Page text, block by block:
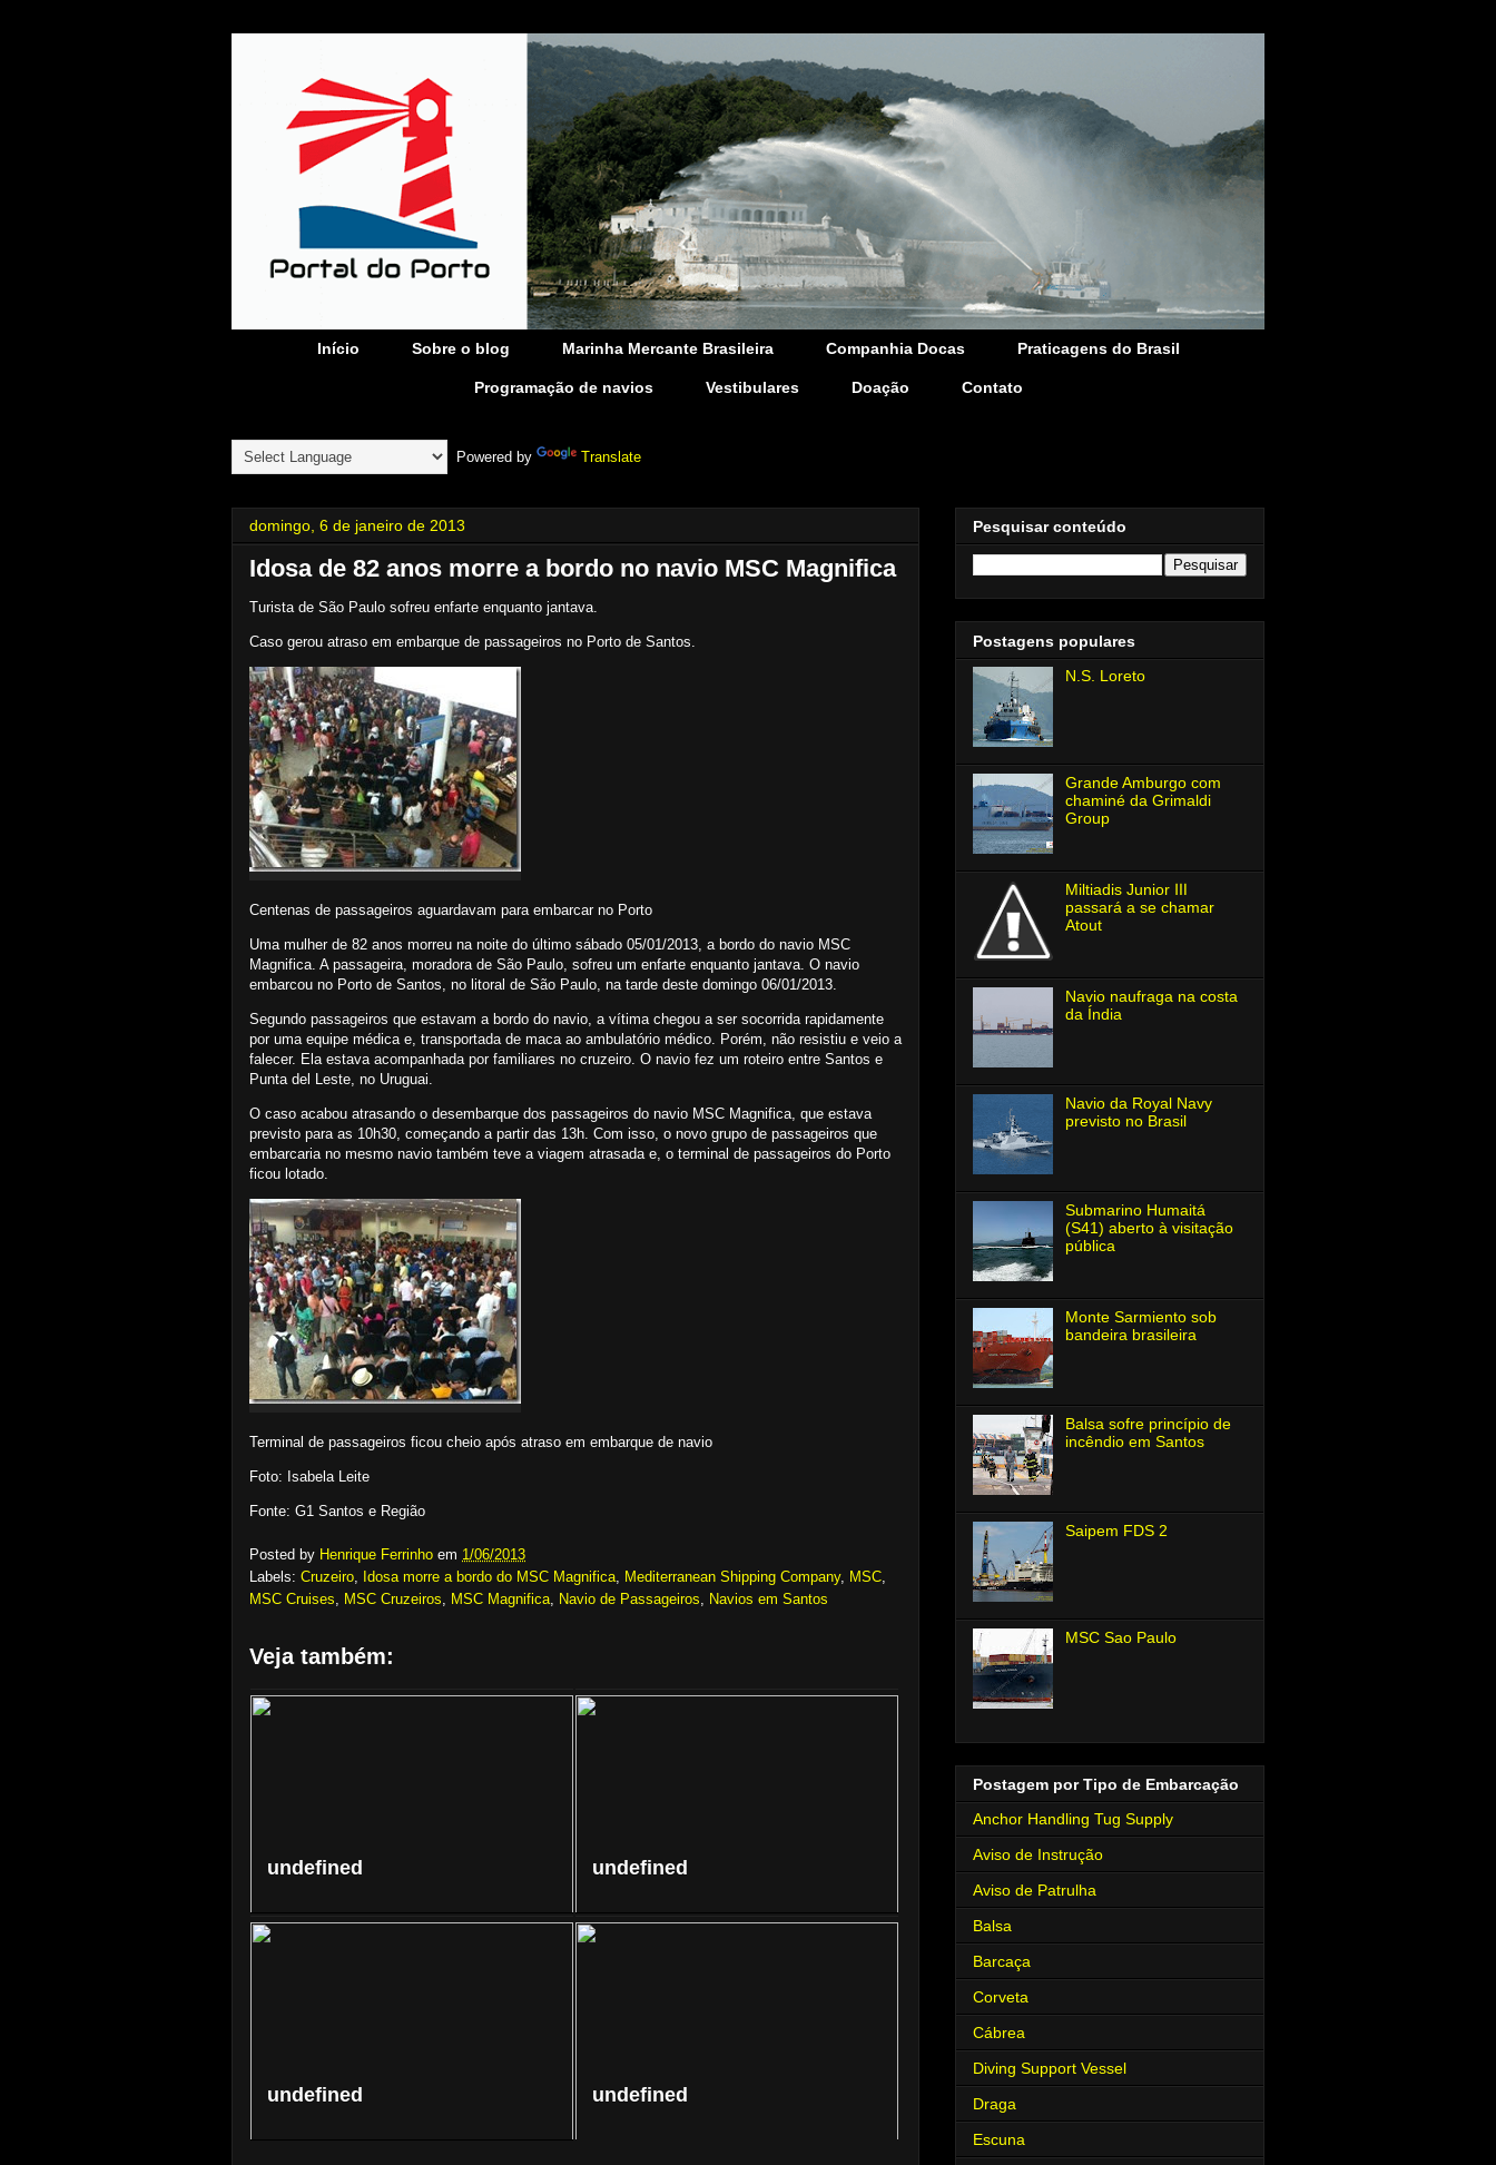
Início Sobre o blog Marinha Mercante Brasileira Companhia Docas Praticagens do Brasil
Programação de navios Vestibulares Doação Contato
Powered by Translate
domingo, 6 de janeiro de 2013
Idosa de 82 anos morre a bordo no navio MSC Magnifica
Turista de São Paulo sofreu enfarte enquanto jantava.
Caso gerou atraso em embarque de passageiros no Porto de Santos.
Centenas de passageiros aguardavam para embarcar no Porto
Uma mulher de 82 anos morreu na noite do último sábado 05/01/2013, a bordo do navio MSC
Magnifica. A passageira, moradora de São Paulo, sofreu um enfarte enquanto jantava. O navio
embarcou no Porto de Santos, no litoral de São Paulo, na tarde deste domingo 06/01/2013.
Segundo passageiros que estavam a bordo do navio, a vítima chegou a ser socorrida rapidamente
por uma equipe médica e, transportada de maca ao ambulatório médico. Porém, não resistiu e veio a
falecer. Ela estava acompanhada por familiares no cruzeiro. O navio fez um roteiro entre Santos e
Punta del Leste, no Uruguai.
O caso acabou atrasando o desembarque dos passageiros do navio MSC Magnifica, que estava
previsto para as 10h30, começando a partir das 13h. Com isso, o novo grupo de passageiros que
embarcaria no mesmo navio também teve a viagem atrasada e, o terminal de passageiros do Porto
ficou lotado.
Terminal de passageiros ficou cheio após atraso em embarque de navio
Foto: Isabela Leite
Fonte: G1 Santos e Região
Posted by Henrique Ferrinho em 1/06/2013
Labels: Cruzeiro Idosa morre a bordo do MSC Magnifica Mediterranean Shipping Company, MSC
MSC Cruises
MSC Cruzeiros MSC Magnifica Navio de Passageiros Navios em Santos
Veja também:
undefined undefined
undefined undefined
Pesquisar conteúdo
Postagens populares
N.S. Loreto
Grande Amburgo com
chaminé da Grimaldi
Group
Miltiadis Junior Ⅲ
passará a se chamar
Atout
Navio naufraga na costa
da Índia
Navio da Royal Navy
previsto no Brasil
Submarino Humaitá
(S41) aberto à visitação
pública
Monte Sarmiento sob
bandeira brasileira
Balsa sofre princípio de
incêndio em Santos
Saipem FDS 2
MSC Sao Paulo
Postagem por Tipo de Embarcação
Anchor Handling Tug Supply
Aviso de Instrução
Aviso de Patrulha
Balsa
Barcaça
Corveta
Cábrea
Diving Support Vessel
Draga
Escuna